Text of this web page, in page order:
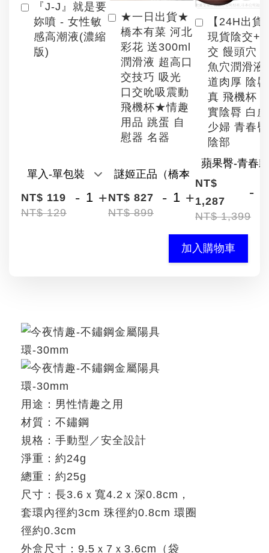
『J-J』就是要
妳噴 - 女性敏
感高潮液(濃縮
版)
NT$ 119
NT$ 129
- +
★一日出貨★
橋本有菜 河北
彩花 送300ml
潤滑液 超高口
交技巧 吸光
口交吮吸震動
飛機杯★情趣
用品 跳蛋 自
慰器 名器
NT$ 827
NT$ 899
- +
【24H出貨
現貨陰交+
交 饅頭穴
魚穴潤滑液
道肉厚 陰
真 飛機杯
實陰脣 白
少婦 青春臀
陰部
NT$
1,287
NT$ 1,399
-
加入購物車
用途：男性情趣之用
材質：不鏽鋼
規格：手動型／安全設計
淨重：約24g
總重：約25g
尺寸：長3.6 ｘ寬4.2 ｘ深0.8cm ，
套環內徑約3cm 珠徑約0.8cm 環圈
徑約0.3cm
外盒尺寸： 9.5 ｘ 7 ｘ 3.6cm （袋